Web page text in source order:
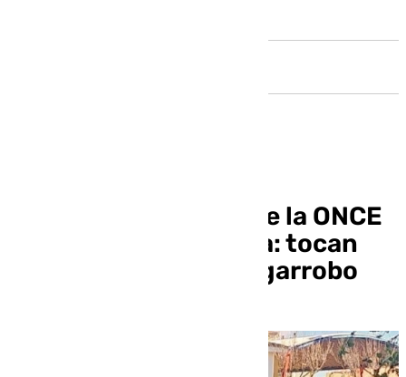
El Extra de Navidad de la ONCE
deja dinero en Málaga: tocan
200.000 euros en Algarrobo